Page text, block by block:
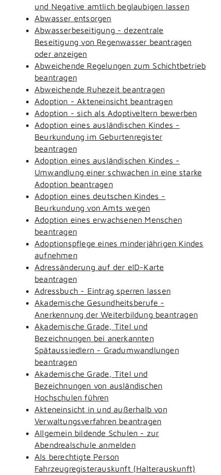
und Negative amtlich beglaubigen lassen
Abwasser entsorgen
Abwasserbeseitigung - dezentrale
Beseitigung von Regenwasser beantragen
oder anzeigen
Abweichende Regelungen zum Schichtbetrieb
beantragen
Abweichende Ruhezeit beantragen
Adoption - Akteneinsicht beantragen
Adoption - sich als Adoptiveltern bewerben
Adoption eines ausländischen Kindes -
Beurkundung im Geburtenregister
beantragen
Adoption eines ausländischen Kindes -
Umwandlung einer schwachen in eine starke
Adoption beantragen
Adoption eines deutschen Kindes -
Beurkundung von Amts wegen
Adoption eines erwachsenen Menschen
beantragen
Adoptionspflege eines minderjährigen Kindes
aufnehmen
Adressänderung auf der eID-Karte
beantragen
Adressbuch - Eintrag sperren lassen
Akademische Gesundheitsberufe -
Anerkennung der Weiterbildung beantragen
Akademische Grade, Titel und
Bezeichnungen bei anerkannten
Spätaussiedlern - Gradumwandlungen
beantragen
Akademische Grade, Titel und
Bezeichnungen von ausländischen
Hochschulen führen
Akteneinsicht in und außerhalb von
Verwaltungsverfahren beantragen
Allgemein bildende Schulen - zur
Abendrealschule anmelden
Als berechtigte Person
Fahrzeugregisterauskunft (Halterauskunft)